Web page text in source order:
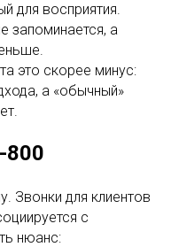
для восприятия.
запоминается, а
это скорее минус:
а «обычный»
800
Звонки для клиентов
с
нюанс: